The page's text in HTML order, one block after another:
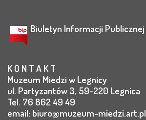
Biuletyn Informacji Publicznej
K O N T A K T
Muzeum Miedzi w Legnicy
ul. Partyzantów 3, 59-220 Legnica
Tel. 76 862 49 49
email: biuro@muzeum-miedzi.art.pl